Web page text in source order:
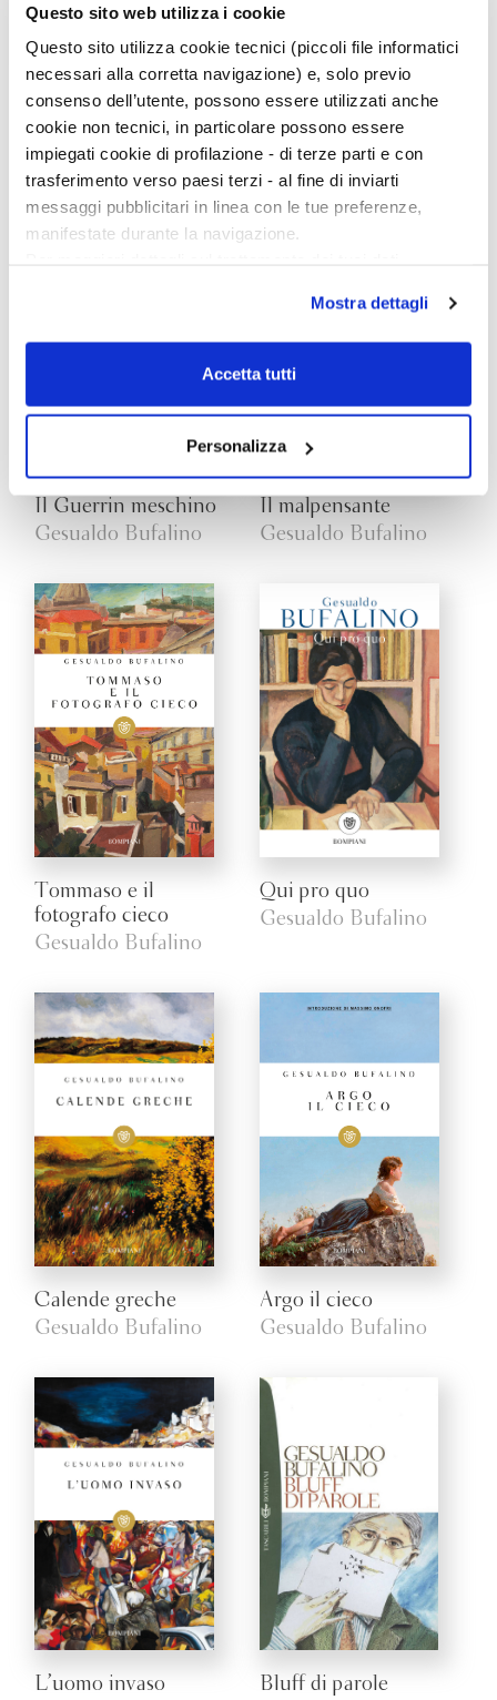
Questo sito web utilizza i cookie
Questo sito utilizza cookie tecnici (piccoli file informatici
necessari alla corretta navigazione) e, solo previo
consenso dell’utente, possono essere utilizzati anche
cookie non tecnici, in particolare possono essere
impiegati cookie di profilazione - di terze parti e con
trasferimento verso paesi terzi - al fine di inviarti
messaggi pubblicitari in linea con le tue preferenze,
manifestate durante la navigazione.
scelte privacy sui cookie, ti invitiamo a prendere visione
dell’informativa cookie.
Chiudendo il banner tramite la “X” prosegui la
dei soli cookie tecnici. Selezionando “Accetta tutti” presti
il tuo consenso alla profilazione che potrai revocare in
ogni momentoRevoca
Mostra dettagli
Accetta tutti
Personalizza
Favola del castello
Gesualdo Bufalino
Cento Sicilie
Nunzio Zago
Il Guerrin meschino
Gesualdo Bufalino
Il malpensante
Gesualdo Bufalino
Tommaso e il
fotografo cieco
Gesualdo Bufalino
Qui pro quo
Gesualdo Bufalino
Calende greche
Gesualdo Bufalino
Argo il cieco
Gesualdo Bufalino
L’uomo invaso
Bluff di parole